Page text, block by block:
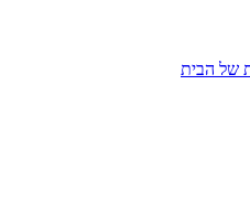
של הבית